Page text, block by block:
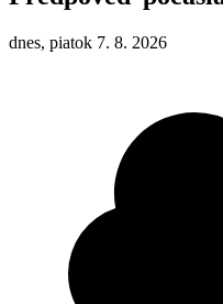
dnes, piatok 7. 8. 2026